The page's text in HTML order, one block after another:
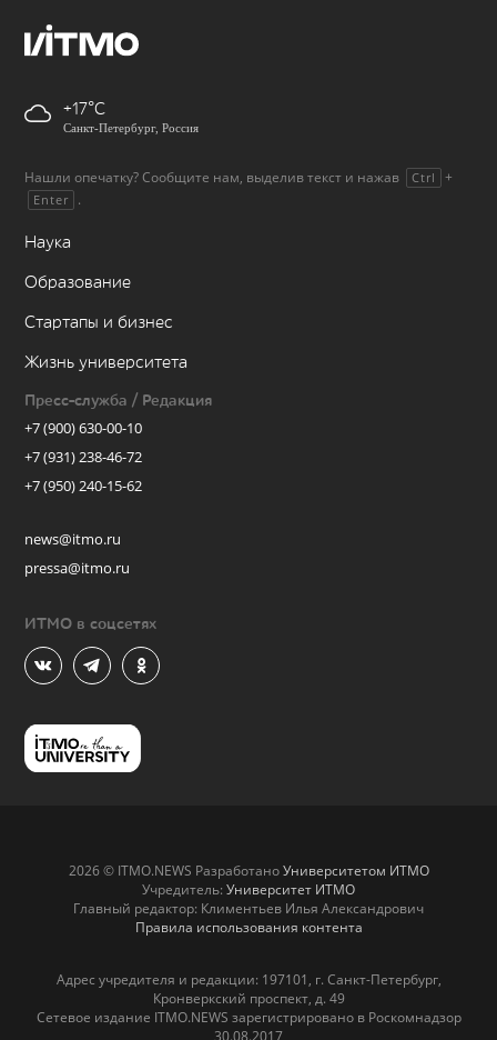
+17
Санкт-Петербург, Россия
Нашли опечатку? Сообщите нам, выделив текст и нажав Ctrl +
Enter .
Наука
Образование
Стартапы и бизнес
Жизнь университета
Пресс-служба / Редакция
+7 (900) 630-00-10
+7 (931) 238-46-72
+7 (950) 240-15-62
news@itmo.ru
pressa@itmo.ru
ИТМО в соцсетях
2026 © ITMO.NEWS РазработаноУниверситетом ИТМО
Учредитель: Университет ИТМО
Главный редактор: Климентьев Илья Александрович
Правила использования контента
Адрес учредителя и редакции: 197101, г. Санкт-Петербург,
Кронверкский проспект, д. 49
Сетевое издание ITMO.NEWS зарегистрировано в Роскомнадзор